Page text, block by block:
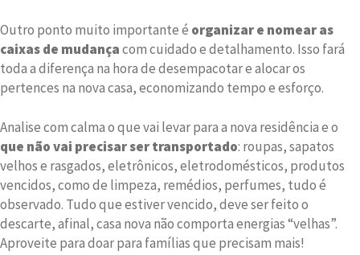
Outro ponto muito importante é organizar e nomear as
caixas de mudançacom cuidado e detalhamento. Isso fará
toda a diferença na hora de desempacotar e alocar os
pertences na nova casa, economizando tempo e esforço.
Analise com calma o que vai levar para a nova residência e o
que não vai precisar ser transportado: roupas, sapatos
velhos e rasgados, eletrônicos, eletrodomésticos, produtos
vencidos, como de limpeza, remédios, perfumes, tudo é
observado. Tudo que estiver vencido, deve ser feito o
descarte, afinal, casa nova não comporta energias “velhas”.
Aproveite para doar para famílias que precisam mais!